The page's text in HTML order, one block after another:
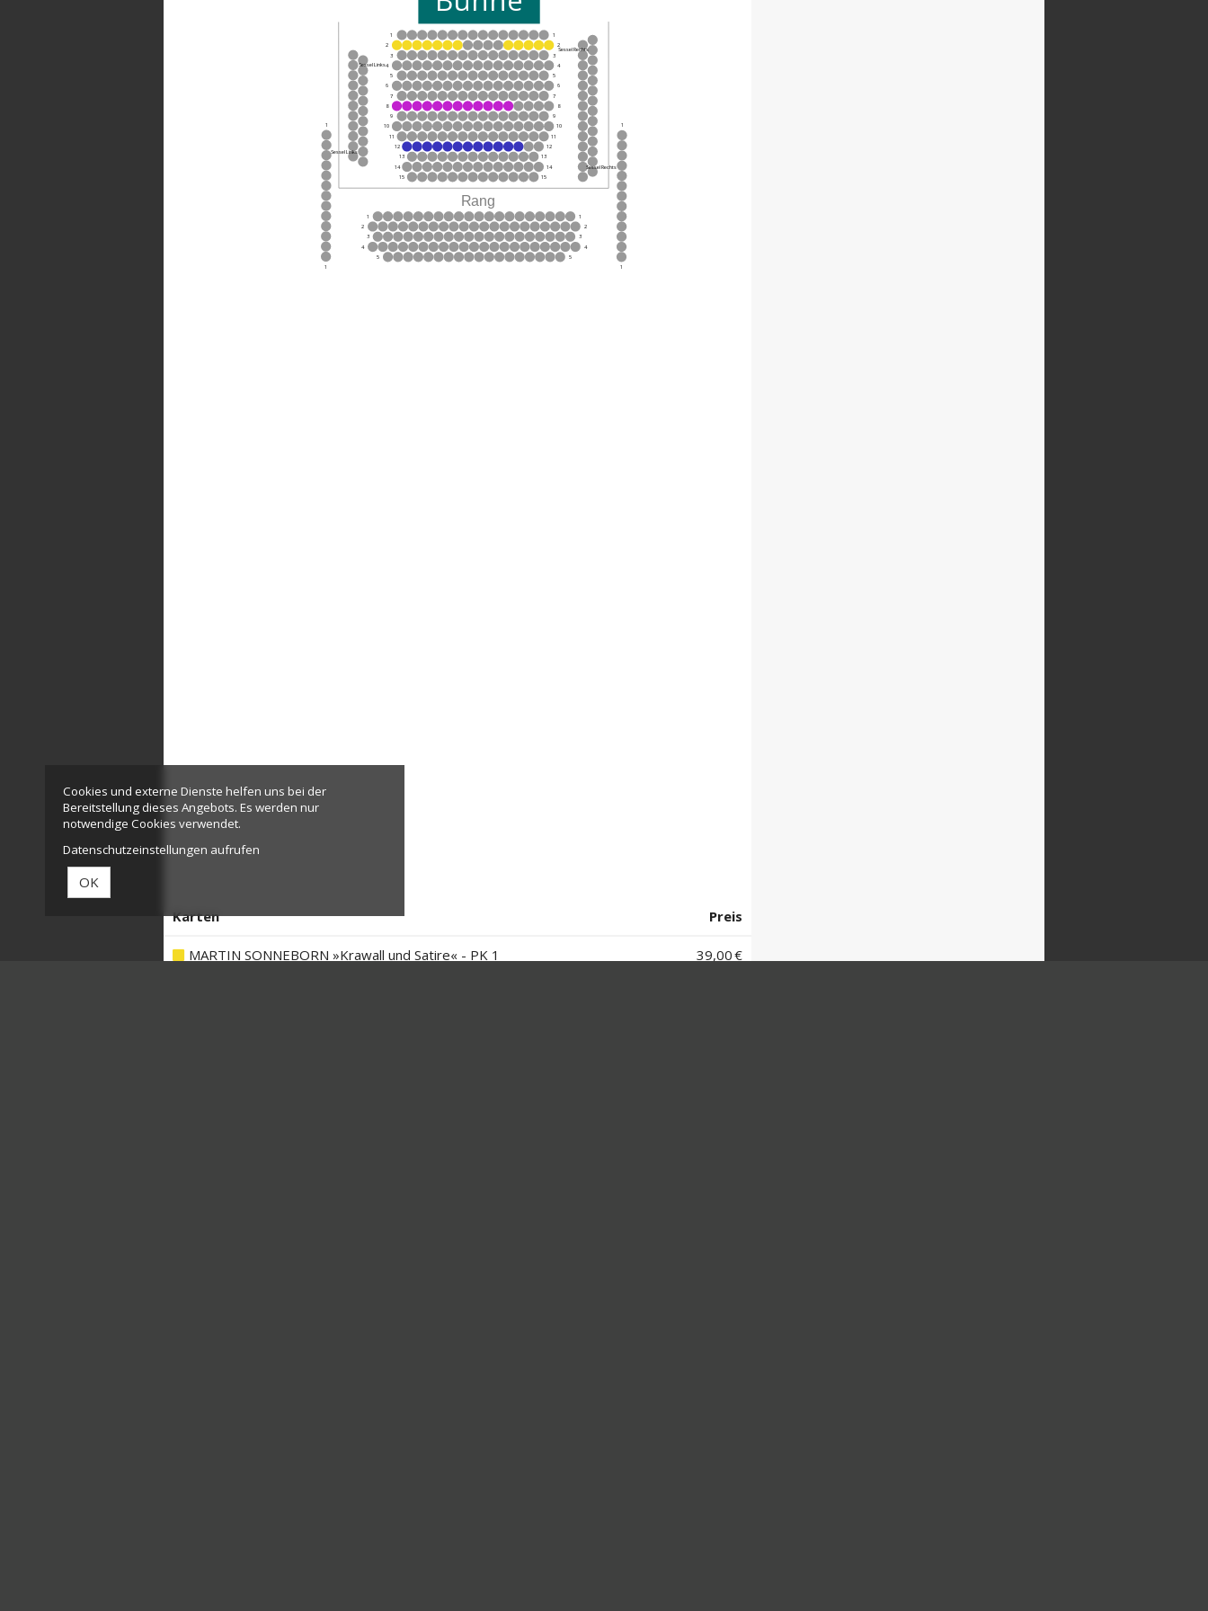
1
1
2
2
3
3
4
4
5
5
6
6
7
7
8
8
9
9
10
10
11
11
12
12
13
13
14
14
15
15
1
1
2
2
3
3
4
4
5
5
1
1
1
1
Sessel Links
Sessel Links
Sessel Rechts
Sessel Rechts
Karten Preis
MARTIN SONNEBORN »Krawall und Satire« - PK 1 39,00 €
Cookies und externe Dienste helfen uns bei der
Bereitstellung dieses Angebots. Es werden nur
notwendige Cookies verwendet.
Datenschutzeinstellungen aufrufen
OK